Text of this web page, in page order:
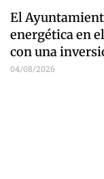
El
energética en
con una
04/08/2026